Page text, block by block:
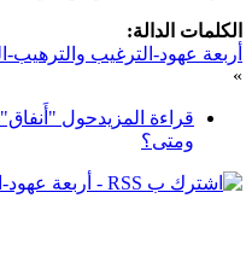
الكلمات الدالة:
أربعة عهود-الترغيب
»
قراءة المزيدحول
ومتى؟